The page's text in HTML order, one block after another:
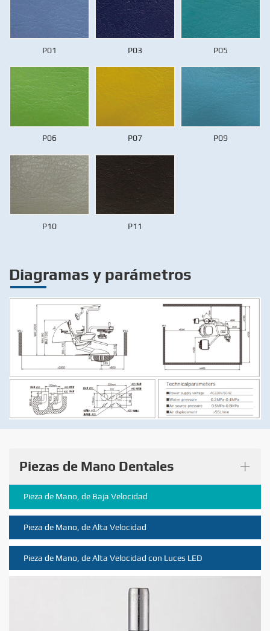
P01 P03 P05
P06 P07 P09
P10 P11
Diagramas y parámetros
Piezas de Mano Dentales +
Pieza de Mano, de Baja Velocidad
Pieza de Mano, de Alta Velocidad
Pieza de Mano, de Alta Velocidad con Luces LED